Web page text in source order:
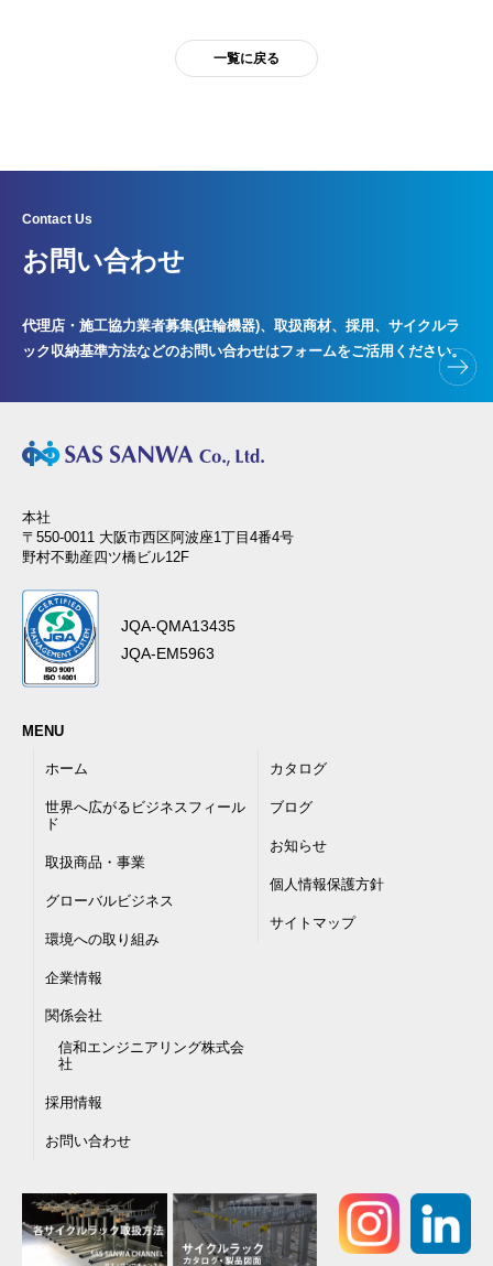
一覧に戻る
Contact Us
お問い合わせ
代理店・施工協力業者募集(駐輪機器)、取扱商材、採用、サイクルラ
ック収納基準方法などのお問い合わせはフォームをご活用ください。
本社
〒550-0011 大阪市西区阿波座1丁目4番4号
野村不動産四ツ橋ビル12F
JQA-QMA13435
JQA-EM5963
MENU
ホーム
世界へ広がるビジネスフィール
ド
取扱商品・事業
グローバルビジネス
環境への取り組み
企業情報
関係会社
信和エンジニアリング株式会
社
採用情報
お問い合わせ
カタログ
ブログ
お知らせ
個人情報保護方針
サイトマップ